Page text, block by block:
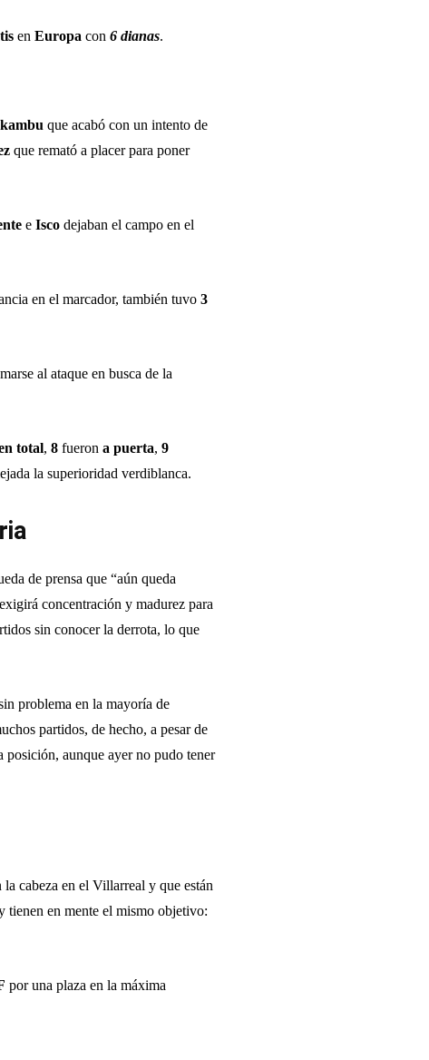
en Europa con 6 dianas.
que acabó con un intento de
que remató a placer para poner
e Isco dejaban el campo en el
en el marcador, también tuvo 3
al ataque en busca de la
total, 8 fueron a puerta, 9
la superioridad verdiblanca.
de prensa que “aún queda
concentración y madurez para
sin conocer la derrota, lo que
problema en la mayoría de
partidos, de hecho, a pesar de
posición, aunque ayer no pudo tener
cabeza en el Villarreal y que están
tienen en mente el mismo objetivo:
por una plaza en la máxima